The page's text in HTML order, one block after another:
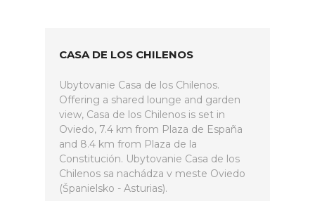
CASA DE LOS CHILENOS
Ubytovanie Casa de los Chilenos.
Offering a shared lounge and garden
view, Casa de los Chilenos is set in
Oviedo, 7.4 km from Plaza de España
and 8.4 km from Plaza de la
Constitución. Ubytovanie Casa de los
Chilenos sa nachádza v meste Oviedo
(Španielsko - Asturias).